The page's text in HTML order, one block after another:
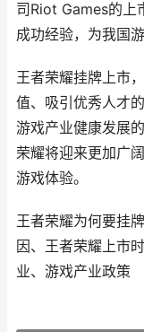
司Riot Games的上
成功经验，为我国
王者荣耀挂牌上市
值、吸引优秀人才
游戏产业健康发展
荣耀将迎来更加广
游戏体验。
王者荣耀为何要挂
因、王者荣耀上市
业、游戏产业政策